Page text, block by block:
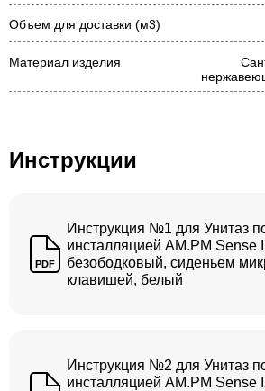
Объем для доставки (м3)
Материал изделия
Инструкции
PDF
Инструкция №1 для Унитаз
инсталляцией AM.PM Sense
безободковый, сиденьем
клавишей, белый
Инструкция №2 для Унитаз
инсталляцией AM.PM Sense